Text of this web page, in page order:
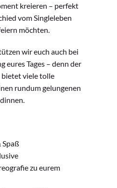
kreieren – perfekt
vom Singleleben
möchten.
wir euch auch bei
eures Tages – denn der
bietet viele tolle
rundum gelungenen
Spaß
zu eurem